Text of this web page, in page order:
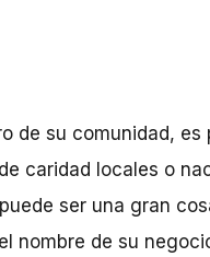
de su comunidad, es
caridad locales o
ser una gran
nombre de su